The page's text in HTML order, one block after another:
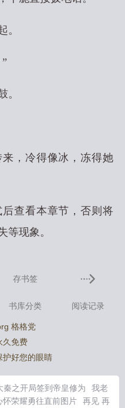
。
。
，冷得像冰，冻得她
查看本章节，否则将
等现象。
存书签
书库分类 阅读记录
格格党
久免费
护好您的眼睛
秦之开局签到帝皇修为
我老
怀荣耀勇往直前图片 再见 再